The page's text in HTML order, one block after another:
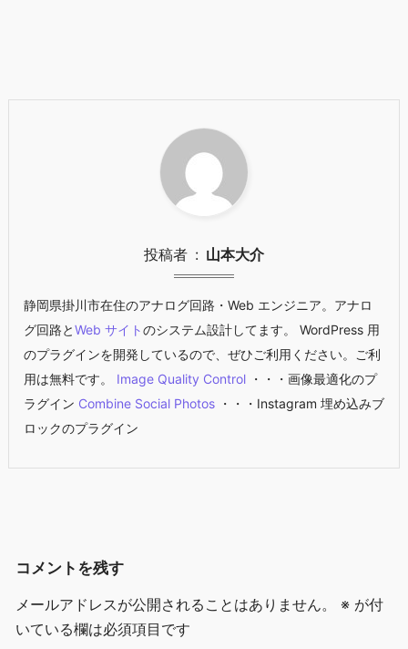
投稿者 山本大介
静岡県掛川市在住のアナログ回路・Web エンジニア。アナロ
グ回路とWeb サイトのシステム設計してます。 WordPress 用
のプラグインを開発しているので、ぜひご利用ください。ご利
用は無料です。 Image Quality Control・・・画像最適化のプ
ラグイン Combine Social Photos・・・Instagram 埋め込みブ
ロックのプラグイン
コメントを残す
メールアドレスが公開されることはありません。
※が付
いている欄は必須項目です